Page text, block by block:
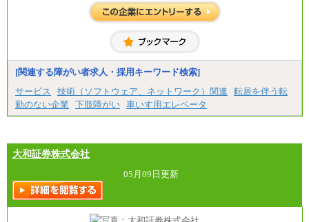
[関連する障がい者求人・採用キーワード検索]
サービス
技術（ソフトウェア、ネットワーク）関連
転居を伴う転
勤のない企業
下肢障がい 車いす用エレベータ
大和証券株式会社
05月09日更新